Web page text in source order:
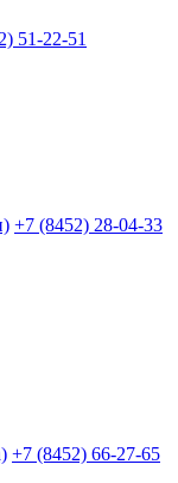
51-22-51
+7 (8452) 28-04-33
+7 (8452) 66-27-65